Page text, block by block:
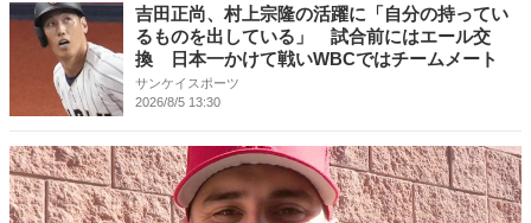
吉田正尚、村上宗隆の活躍に「自分の持ってい
るものを出している」 試合前にはエール交
換 日本一かけて戦いWBCではチームメート
サンケイスポーツ
2026/8/5 13:30